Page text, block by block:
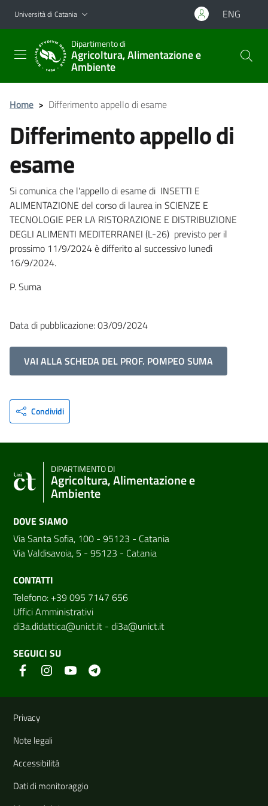
Vai al contenuto principale
Vai al menu di navigazione
Università di Catania ENG
Dipartimento di
Agricoltura, Alimentazione e
Ambiente
Home > Differimento appello di esame
Differimento appello di
esame
Si comunica che l'appello di esame di INSETTI E
ALIMENTAZIONE del corso di laurea in SCIENZE E
TECNOLOGIE PER LA RISTORAZIONE E DISTRIBUZIONE
DEGLI ALIMENTI MEDITERRANEI (L-26) previsto per il
prossimo 11/9/2024 è differito al successivo lunedì
16/9/2024.
P. Suma
Data di pubblicazione: 03/09/2024
VAI ALLA SCHEDA DEL PROF. POMPEO SUMA
Condividi
DIPARTIMENTO DI
Agricoltura, Alimentazione e
Ambiente
DOVE SIAMO
Via Santa Sofia, 100 - 95123 - Catania
Via Valdisavoia, 5 - 95123 - Catania
CONTATTI
Telefono: +39 095 7147 656
Uffici Amministrativi
di3a.didattica@unict.it - di3a@unict.it
SEGUICI SU
Link e informazioni utili
Privacy
Note legali
Accessibilità
Dati di monitoraggio